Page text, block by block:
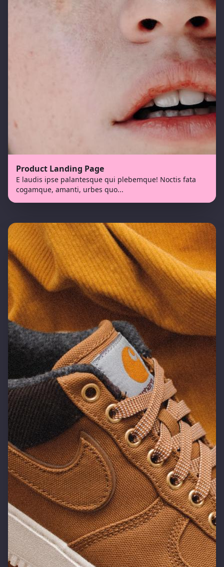
Product Landing Page
E laudis ipse palantesque qui plebemque! Noctis fata
cogamque, amanti, urbes quo...